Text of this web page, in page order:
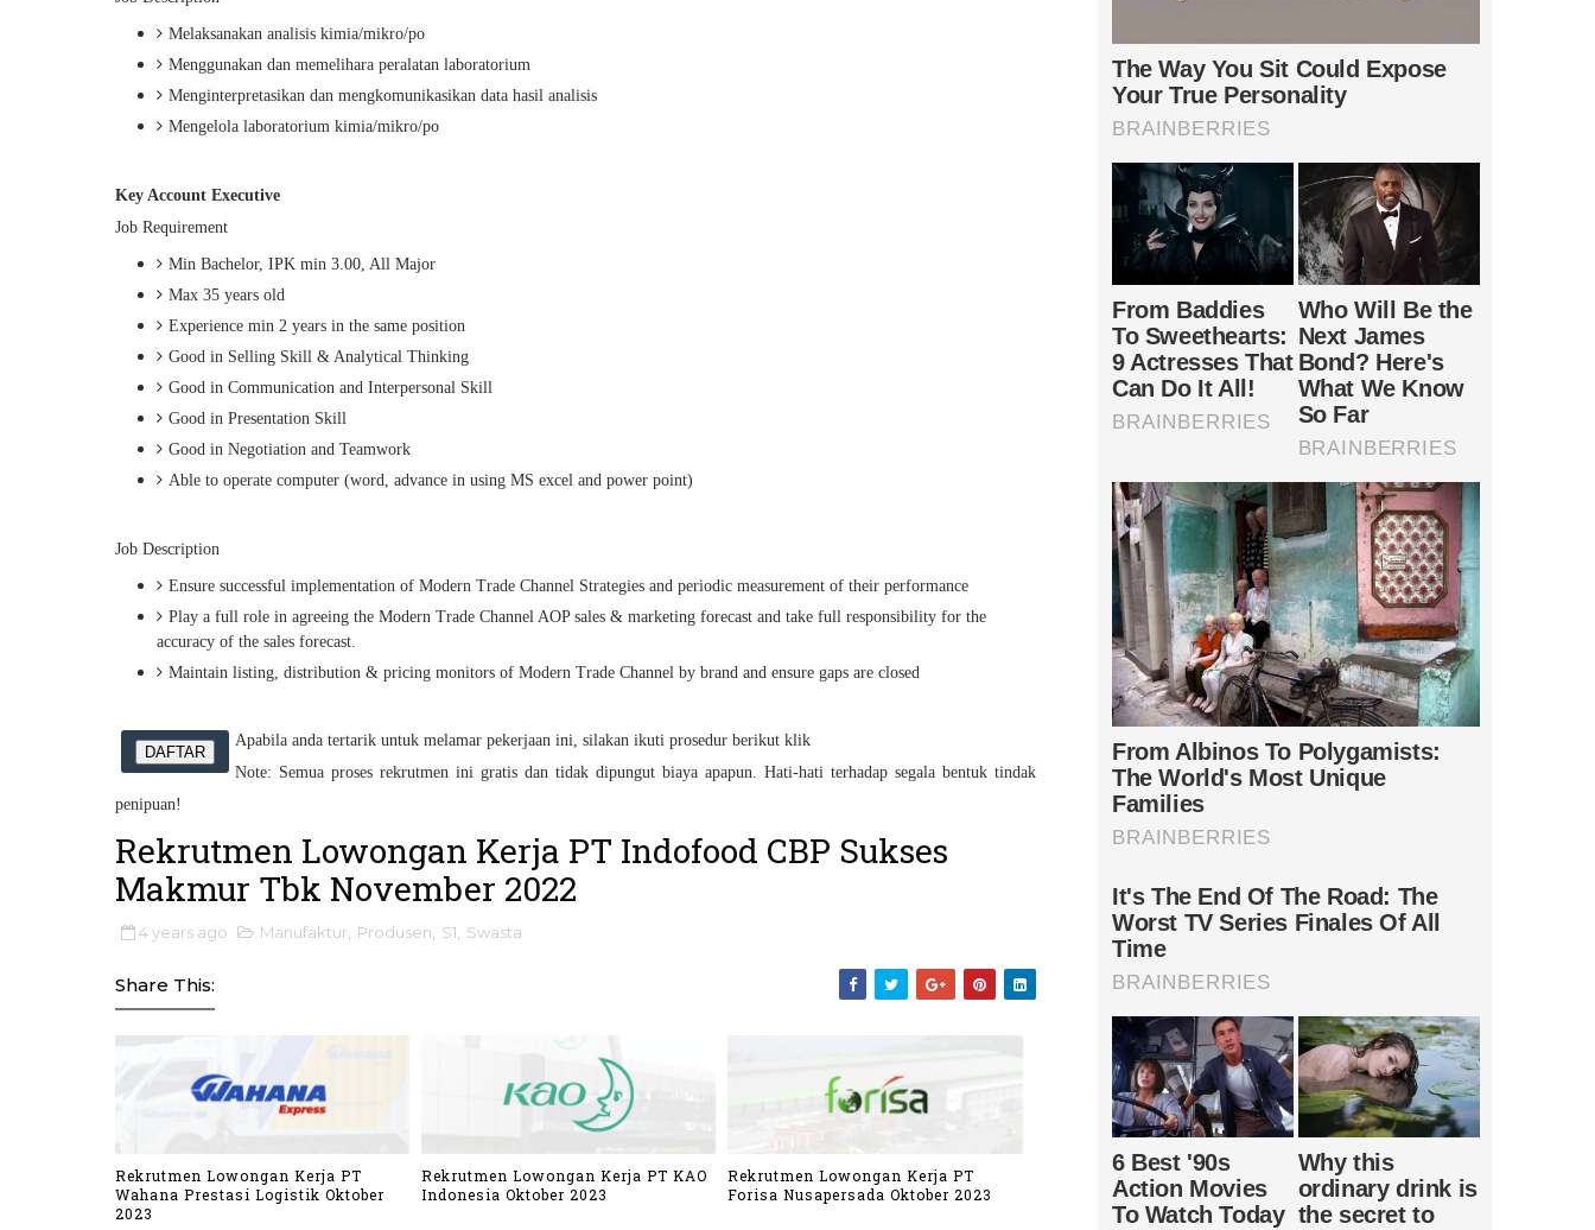
Melaksanakan analisis kimia/mikro/po
Menggunakan dan memelihara peralatan laboratorium
Menginterpretasikan dan mengkomunikasikan data hasil analisis
Mengelola laboratorium kimia/mikro/po
Key Account Executive
Job Requirement
Min Bachelor, IPK min 3.00, All Major
Max 35 years old
Experience min 2 years in the same position
Good in Selling Skill & Analytical Thinking
Good in Communication and Interpersonal Skill
Good in Presentation Skill
Good in Negotiation and Teamwork
Able to operate computer (word, advance in using MS excel and power point)
Job Description
Ensure successful implementation of Modern Trade Channel Strategies and periodic measurement of their performance
Play a full role in agreeing the Modern Trade Channel AOP sales & marketing forecast and take full responsibility for the
accuracy of the sales forecast.
Maintain listing, distribution & pricing monitors of Modern Trade Channel by brand and ensure gaps are closed
Apabila anda tertarik untuk melamar pekerjaan ini, silakan ikuti prosedur berikut klik
DAFTAR
Note: Semua proses rekrutmen ini gratis dan tidak dipungut biaya apapun. Hati-hati terhadap segala bentuk tindak
penipuan!
Rekrutmen Lowongan Kerja PT Indofood CBP Sukses
Makmur Tbk November 2022
4 years ago Manufaktur Produsen S1 Swasta
Share This:
Rekrutmen Lowongan Kerja PT
Wahana Prestasi Logistik Oktober
2023
Rekrutmen Lowongan Kerja PT KAO
Indonesia Oktober 2023
Rekrutmen Lowongan Kerja PT
Forisa Nusapersada Oktober 2023